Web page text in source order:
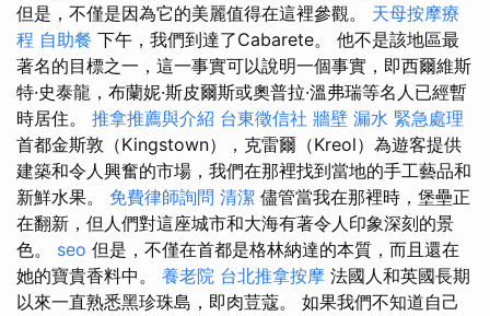
但是，不僅是因為它的美麗值得在這裡參觀。 天母按摩療
程 自助餐 下午，我們到達了Cabarete。 他不是該地區最
著名的目標之一，這一事實可以說明一個事實，即西爾維斯
特·史泰龍，布蘭妮·斯皮爾斯或奧普拉·溫弗瑞等名人已經暫
時居住。 推拿推薦與介紹 台東徵信社 牆壁 漏水 緊急處理
首都金斯敦（Kingstown），克雷爾（Kreol）為遊客提供
建築和令人興奮的市場，我們在那裡找到當地的手工藝品和
新鮮水果。 免費律師詢問 清潔 儘管當我在那裡時，堡壘正
在翻新，但人們對這座城市和大海有著令人印象深刻的景
色。 seo 但是，不僅在首都是格林納達的本質，而且還在
她的寶貴香料中。 養老院 台北推拿按摩 法國人和英國長期
以來一直熟悉黑珍珠島，即肉荳蔻。 如果我們不知道自己